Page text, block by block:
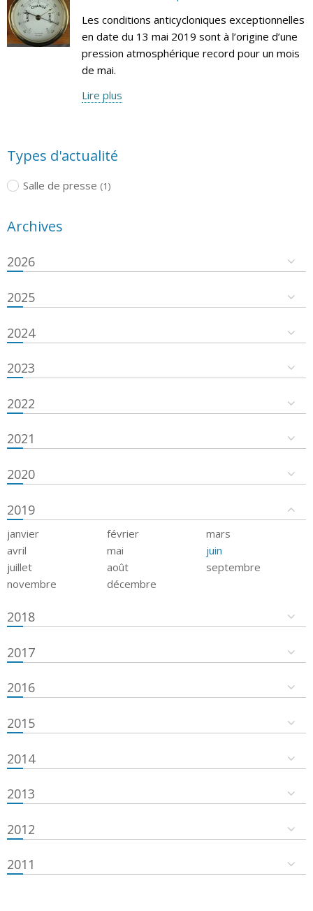
Les conditions anticycloniques exceptionnelles
en date du 13 mai 2019 sont à l’origine d’une
pression atmosphérique record pour un mois
de mai.
Lire plus
Types d'actualité
Salle de presse (1)
Archives
2026
2025
2024
2023
2022
2021
2020
2019
janvier février
mars
avril
mai
juin
juillet
août
septembre
novembre
décembre
2018
2017
2016
2015
2014
2013
2012
2011